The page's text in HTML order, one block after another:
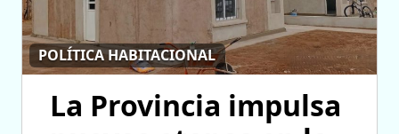
POLÍTICA HABITACIONAL
La Provincia impulsa